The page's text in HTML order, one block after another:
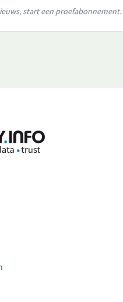
start een proefabonnement.